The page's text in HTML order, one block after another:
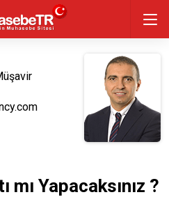
mı Yapacaksınız ?